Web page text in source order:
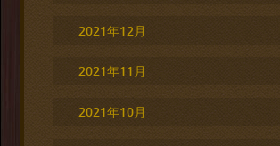
2021年12月
2021年11月
2021年10月